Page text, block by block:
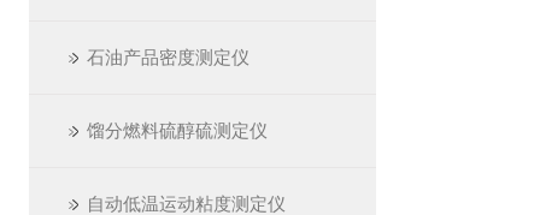
石油产品密度测定仪
馏分燃料硫醇硫测定仪
自动低温运动粘度测定仪